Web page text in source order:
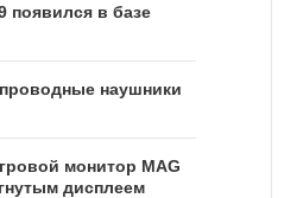
появился в базе
наушники
монитор MAG
дисплеем